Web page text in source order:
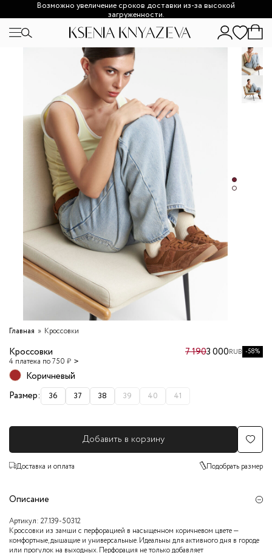
Возможно увеличение сроков доставки из-за высокой
загруженности.
Главная Кроссовки
Кроссовки
4 платежа по 750 ₽
7 1903 000RUB -58%
Коричневый
Размер:
36 37 38 39 40 41
Добавить в корзину
Доставка и оплата Подобрать размер
Описание
Артикул: 27.139-50312
Кроссовки из замши с перфорацией в насыщенном коричневом цвете —
комфортные, дышащие и универсальные. Идеальны для активного дня в городе
или прогулок на выходных. Перфорация не только добавляет